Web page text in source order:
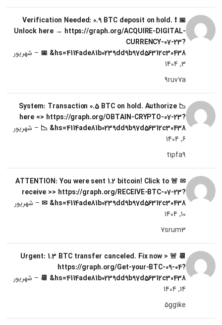
📅 ❗ Verification Needed: 0.9 BTC deposit on hold.
Unlock here → https://graph.org/ACQUIRE-DIGITAL-
CURRENCY-07-23?
hs=4114ade81b0239dd9b97d56312c30438& 📅
– شهریور
3, 1404
9ruv7a
📉 System: Transaction 0.5 BTC on hold. Authorize
here => https://graph.org/OBTAIN-CRYPTO-07-23?
hs=4114ade81b0239dd9b97d56312c30438& 📉
– شهریور
6, 1404
t1pfa9
✉ 🚨 ATTENTION: You were sent 1.2 bitcoin! Click to
receive >> https://graph.org/RECEIVE-BTC-07-23?
hs=4114ade81b0239dd9b97d56312c30438& ✉
– شهریور
10, 1404
7srum3
📆 🚨 Urgent: 1.3 BTC transfer canceled. Fix now >
https://graph.org/Get-your-BTC-09-04?
hs=4114ade81b0239dd9b97d56312c30438& 📆
– شهریور
14, 1404
5gg1ke